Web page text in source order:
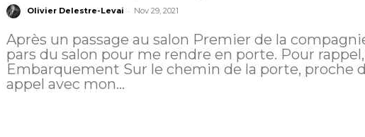
Olivier Delestre-Levai - Nov 29, 2021
Après un passage au salon Premier de la
pars du salon pour me rendre en porte. Pour rappel, voici l’itinéraire suivi :
Embarquement Sur le chemin de la porte, proche du salon, j’entends le dernier
appel avec mon...